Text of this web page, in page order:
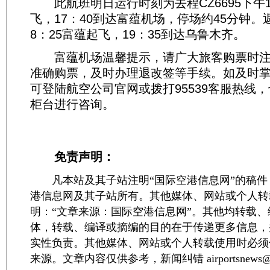
此航班明日运行时刻为去程CZ6695下午
飞，17：40到达富蕴机场，停场约45分钟。
8：25富蕴起飞，19：35到达乌鲁木齐。
富蕴机场温馨提示，请广大旅客购票时
准确购票，及时办理退改签等手续。如及时
可登陆航空公司官网或拨打95539客服热线
柜台进行咨询。
免责声明：
凡本站及其子站注明“国际空港信息网”的稿件
港信息网及其子站所有。其他媒体、网站或个人
明：“文章来源：国际空港信息网”。其他均转载
体，转载、编译或摘编的目的在于传递更多信息
实性负责。其他媒体、网站或个人转载使用时必
来源。文章内容仅供参考，新闻纠错